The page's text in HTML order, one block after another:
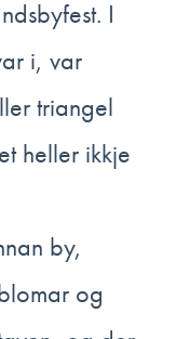
I
i, var
triangel
heller ikkje
by,
og